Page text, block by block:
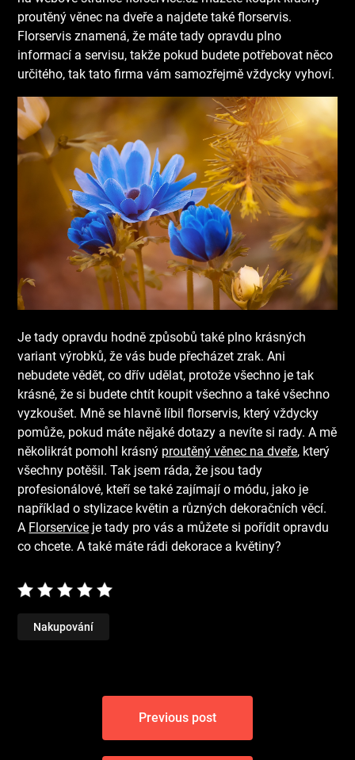
proutěný věnec na dveře a najdete také florservis.
Florservis znamená, že máte tady opravdu plno
informací a servisu, takže pokud budete potřebovat něco
určitého, tak tato firma vám samozřejmě vždycky vyhoví.
Je tady opravdu hodně způsobů také plno krásných
variant výrobků, že vás bude přecházet zrak. Ani
nebudete vědět, co dřív udělat, protože všechno je tak
krásné, že si budete chtít koupit všechno a také všechno
vyzkoušet. Mně se hlavně líbil florservis, který vždycky
pomůže, pokud máte nějaké dotazy a nevíte si rady. A mě
několikrát pomohl krásný proutěný věnec na dveře, který
všechny potěšil. Tak jsem ráda, že jsou tady
profesionálové, kteří se také zajímají o módu, jako je
například o stylizace květin a různých dekoračních věcí.
A Florservice je tady pro vás a můžete si pořídit opravdu
co chcete. A také máte rádi dekorace a květiny?
Nakupování
Navigace
příspěvek
Previous post